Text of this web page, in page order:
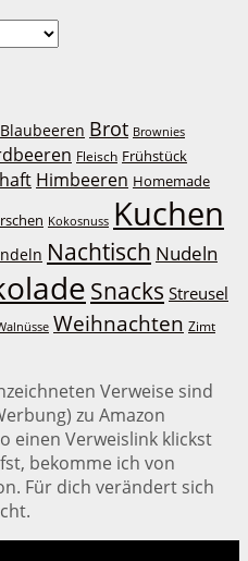
Blaubeeren Brot Brownies
Fleisch Frühstück
Himbeeren Homemade
Kokosnuss Kuchen
Nachtisch Nudeln
Snacks Streusel
Weihnachten Zimt
Verweise sind
zu Amazon
einen Verweislink klickst
bekomme ich von
Für dich verändert sich